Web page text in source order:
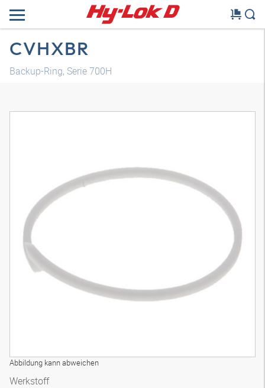
CVHXBR
Backup-Ring, Serie 700H
Abbildung kann abweichen
Werkstoff